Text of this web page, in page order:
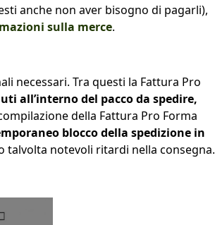
anche non aver bisogno di pagarli),
sulla merce.
necessari. Tra questi la Fattura Pro
all’interno del pacco da spedire,
della Fattura Pro Forma
blocco della spedizione in
notevoli ritardi nella consegna.